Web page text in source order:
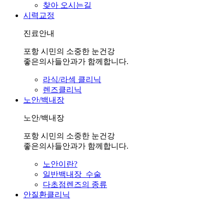
찾아 오시는길
시력교정
진료안내
포항 시민의 소중한 눈건강
좋은의사들안과가 함께합니다.
라식/라섹 클리닉
렌즈클리닉
노안/백내장
노안/백내장
포항 시민의 소중한 눈건강
좋은의사들안과가 함께합니다.
노안이란?
일반백내장 수술
다초점렌즈의 종류
안질환클리닉